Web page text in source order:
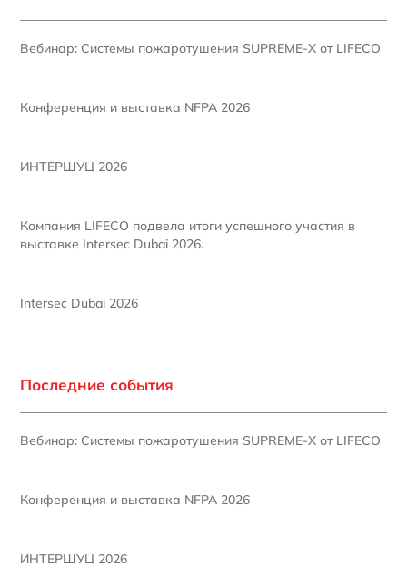
Вебинар: Системы пожаротушения SUPREME-X от LIFECO
Конференция и выставка NFPA 2026
ИНТЕРШУЦ 2026
Компания LIFECO подвела итоги успешного участия в
выставке Intersec Dubai 2026.
Intersec Dubai 2026
Последние события
Вебинар: Системы пожаротушения SUPREME-X от LIFECO
Конференция и выставка NFPA 2026
ИНТЕРШУЦ 2026